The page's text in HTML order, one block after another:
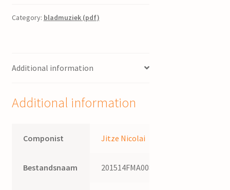
brassband
quantity
Category: bladmuziek (pdf)
Additional information
Additional information
Componist Jitze Nicolai
Bestandsnaam 201514FMA008